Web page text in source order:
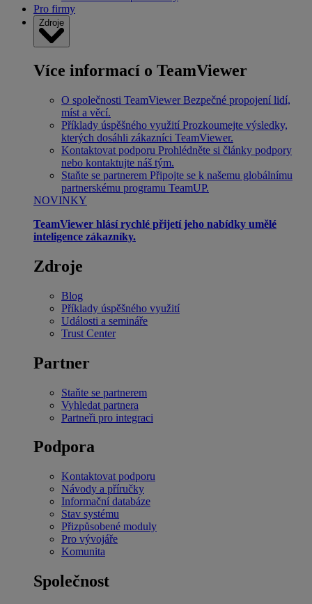
Pro firmy
Zdroje
Více informací o TeamViewer
O společnosti TeamViewer Bezpečné propojení lidí,
míst a věcí.
Příklady úspěšného využití Prozkoumejte výsledky,
kterých dosáhli zákazníci TeamViewer.
Kontaktovat podporu Prohlédněte si články podpory
nebo kontaktujte náš tým.
Staňte se partnerem Připojte se k našemu globálnímu
partnerskému programu TeamUP.
NOVINKY
TeamViewer hlásí rychlé přijetí jeho nabídky umělé
inteligence zákazníky.
Zdroje
Blog
Příklady úspěšného využití
Události a semináře
Trust Center
Partner
Staňte se partnerem
Vyhledat partnera
Partneři pro integraci
Podpora
Kontaktovat podporu
Návody a příručky
Informační databáze
Stav systému
Přizpůsobené moduly
Pro vývojáře
Komunita
Společnost